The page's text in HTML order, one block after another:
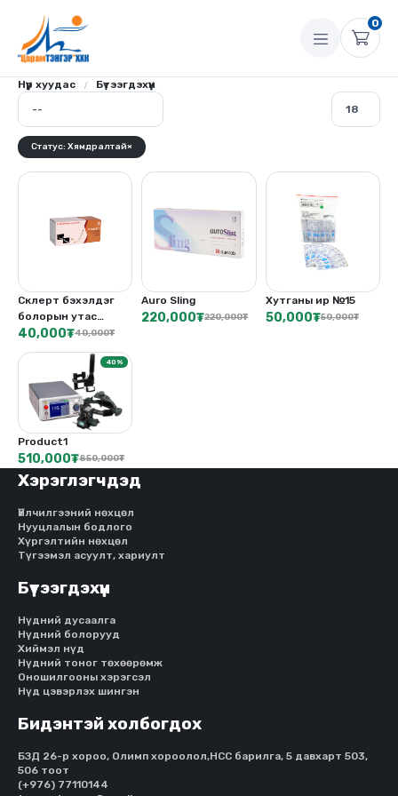
0
Нүүр хуудас Бүтээгдэхүүн
Статус: Хямдралтай×
Склерт бэхэлдэг
болорын утас
(Polypropylene)
40,000₮40,000₮
Auro Sling
220,000₮220,000₮
Хутганы ир №15
50,000₮50,000₮
40%
Product1
510,000₮850,000₮
Хэрэглэгчдэд
Үйлчилгээний нөхцөл
Нууцлалын бодлого
Хүргэлтийн нөхцөл
Түгээмэл асуулт, хариулт
Бүтээгдэхүүн
Нүдний дусаалга
Нүдний болорууд
Хиймэл нүд
Нүдний тоног төхөөрөмж
Оношилгооны хэрэгсэл
Нүд цэвэрлэх шингэн
Бидэнтэй холбогдох
БЗД 26-р хороо, Олимп хороолол,HCC барилга, 5 давхарт 503,
506 тоот
(+976) 77110144